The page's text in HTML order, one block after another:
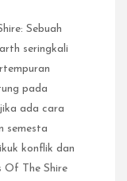
Sebuah
seringkali
pada
ada cara
semesta
konflik dan
Of The Shire